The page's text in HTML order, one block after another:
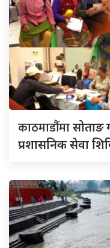
काठमाडौंमासोताङ
प्रशासनिक सेवा